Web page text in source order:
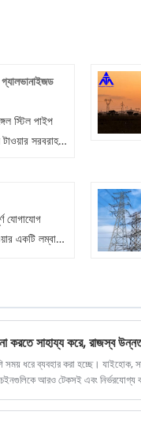
স্টিল পাইপ
সরবরাহ
যোগাযোগ
একটি লম্বা
করা হয়েছে।
করতে সাহায্য করে, রাজস্ব
সময় ধরে ব্যবহার করা হচ্ছে। যাইহোক,
আরও টেকসই এবং নির্ভরযোগ্য